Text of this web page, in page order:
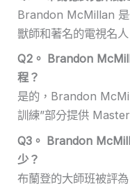
Brandon McMillan 是
獸師和著名的電視名人
Q2。 Brandon
程？
是的，Brandon
訓練”部分提供
Q3。 Brandon
少？
布蘭登的大師班被評